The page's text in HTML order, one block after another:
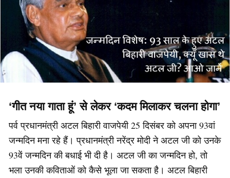
‘गीत नया गाता हूं’ से लेकर ‘कदम मिलाकर चलना होगा’
पर्व प्रधानमंत्री अटल बिहारी वाजपेयी 25 दिसंबर को अपना 93वां
जन्मदिन मना रहे हैं। प्रधानमंत्री नरेंद्र मोदी ने अटल जी को उनके
93वें जन्मदिन की बधाई भी दी है। अटल जी का जन्मदिन हो, तो
भला उनकी कविताओं को कैसे भूला जा सकता है। अटल बिहारी